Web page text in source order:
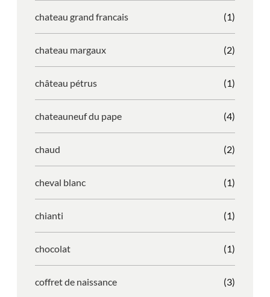
chateau grand francais (1)
chateau margaux (2)
château pétrus (1)
chateauneuf du pape (4)
chaud (2)
cheval blanc (1)
chianti (1)
chocolat (1)
coffret de naissance (3)